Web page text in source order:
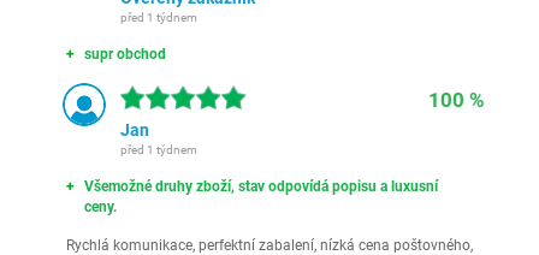
před 1 týdnem
supr obchod
100 %
Jan
před 1 týdnem
Všemožné druhy zboží, stav odpovídá popisu a luxusní
ceny.
Rychlá komunikace, perfektní zabalení, nízká cena poštovného,